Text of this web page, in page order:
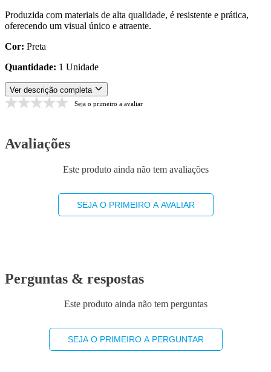
Produzida com materiais de alta qualidade, é resistente e prática,
oferecendo um visual único e atraente.
Cor: Preta
Quantidade: 1 Unidade
Ver descrição completa
Seja o primeiro a avaliar
Avaliações
Este produto ainda não tem avaliações
SEJA O PRIMEIRO A AVALIAR
Perguntas & respostas
Este produto ainda não tem perguntas
SEJA O PRIMEIRO A PERGUNTAR